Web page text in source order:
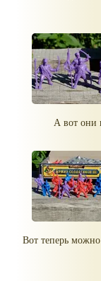
А вот они
Вот теперь можно